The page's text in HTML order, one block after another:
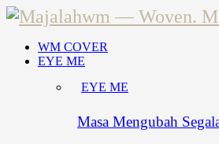
WM COVER
EYE ME
EYE ME
Masa Mengubah